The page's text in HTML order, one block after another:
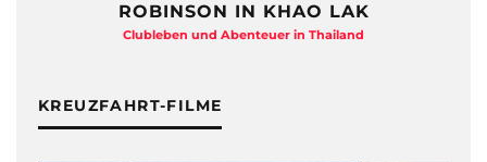
ROBINSON IN KHAO LAK
Clubleben und Abenteuer in Thailand
KREUZFAHRT-FILME